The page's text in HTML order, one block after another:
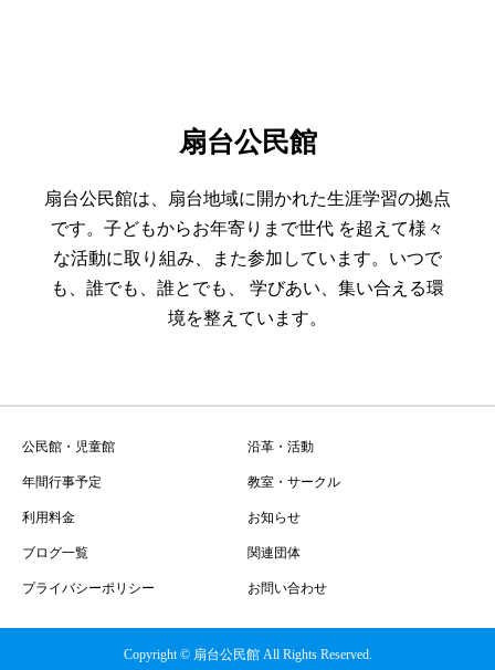
扇台公民館
扇台公民館は、扇台地域に開かれた生涯学習の拠点
です。子どもからお年寄りまで世代 を超えて様々
な活動に取り組み、また参加しています。いつで
も、誰でも、誰とでも、 学びあい、集い合える環
境を整えています。
公民館・児童館 沿革・活動
年間行事予定 教室・サークル
利用料金 お知らせ
ブログ一覧 関連団体
プライバシーポリシー お問い合わせ
Copyright © 扇台公民館 All Rights Reserved.